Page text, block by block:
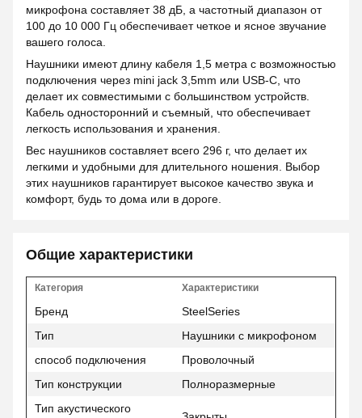
микрофона составляет 38 дБ, а частотный диапазон от
100 до 10 000 Гц обеспечивает четкое и ясное звучание
вашего голоса.
Наушники имеют длину кабеля 1,5 метра с возможностью
подключения через mini jack 3,5mm или USB-C, что
делает их совместимыми с большинством устройств.
Кабель односторонний и съемный, что обеспечивает
легкость использования и хранения.
Вес наушников составляет всего 296 г, что делает их
легкими и удобными для длительного ношения. Выбор
этих наушников гарантирует высокое качество звука и
комфорт, будь то дома или в дороге.
Общие характеристики
Категория Характеристики
Бренд
SteelSeries
Тип
Наушники с микрофоном
способ подключения
Проволочный
Тип конструкции
Полноразмерные
Тип акустического